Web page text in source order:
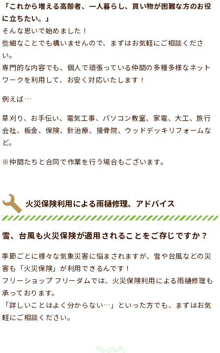
「これから増える高齢者、一人暮らし、買い物が困難な方のお役
に立ちたい。」
そんな思いで始めました！
些細なことでも構いませんので、まずはお気軽にご相談くださ
い。
専門的な内容でも、個人で頑張っている仲間の多種多様なネット
ワークを利用して、お安く対応いたします！
例えば…
草刈り、お手伝い、電気工事、パソコン教室、家電、大工、旅行
会社、板金、保険、針治療、接骨院、ウッドデッキリフォームな
ど。
※仲間たちと合同で作業を行う場合もございます。
火災保険利用による雨樋修理、アドバイス
雪、台風も火災保険が適用されることをご存じですか？
季節ごとに様々な気象災害に悩まされますが、雪や台風などの災
害も「火災保険」が利用できるんです！
フリーショップ フリーダムでは、火災保険利用による雨樋修理も
承っております。
「詳しいことはよく分からない…」といった方でも、まずはお気
軽にご相談ください。